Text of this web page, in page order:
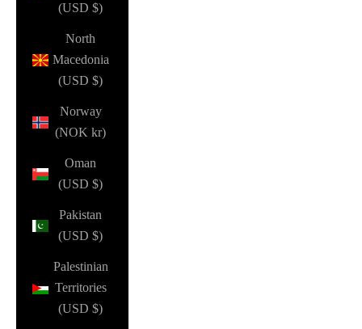
(USD $)
North
Macedonia
(USD $)
Norway
(NOK kr)
Oman
(USD $)
Pakistan
(USD $)
Palestinian
Territories
(USD $)